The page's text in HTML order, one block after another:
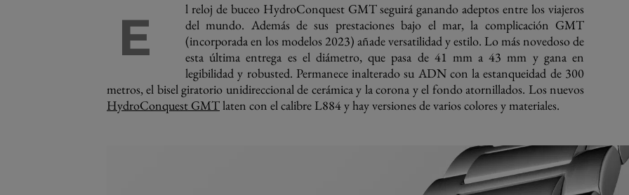
E
l reloj de buceo HydroConquest GMT seguirá ganando adeptos entre los viajeros
del mundo. Además de sus prestaciones bajo el mar, la complicación GMT
(incorporada en los modelos 2023) añade versatilidad y estilo. Lo más novedoso de
esta última entrega es el diámetro, que pasa de 41 mm a 43 mm y gana en
legibilidad y robusted. Permanece inalterado su ADN con la estanqueidad de 300
metros, el bisel giratorio unidireccional de cerámica y la corona y el fondo atornillados. Los nuevos
HydroConquest GMTlaten con el calibre L884 y hay versiones de varios colores y materiales.